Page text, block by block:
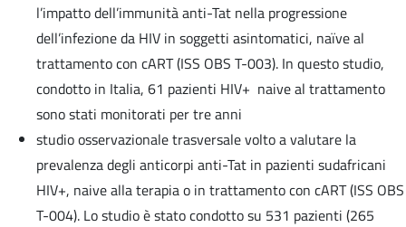
l’impatto dell’immunità anti-Tat nella progressione
dell’infezione da HIV in soggetti asintomatici, naïve al
trattamento con cART (ISS OBS T-003). In questo studio,
condotto in Italia, 61 pazienti HIV+ naive al trattamento
sono stati monitorati per tre anni
studio osservazionale trasversale volto a valutare la
prevalenza degli anticorpi anti-Tat in pazienti sudafricani
HIV+, naive alla terapia o in trattamento con cART (ISS OBS
T-004). Lo studio è stato condotto su 531 pazienti (265